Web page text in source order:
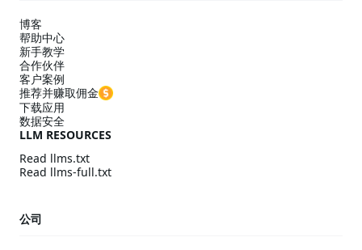
博客
帮助中心
新手教学
合作伙伴
客户案例
推荐并赚取佣金
下载应用
数据安全
LLM RESOURCES
Read llms.txt
Read llms-full.txt
公司